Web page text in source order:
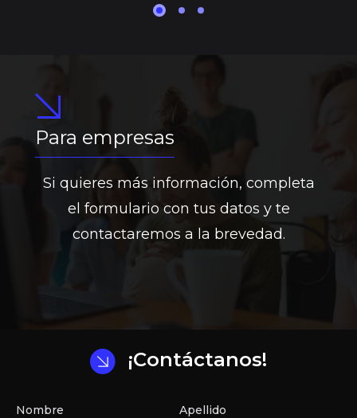
Para empresas
Si quieres más información, completa
el formulario con tus datos y te
contactaremos a la brevedad.
¡Contáctanos!
Nombre Apellido